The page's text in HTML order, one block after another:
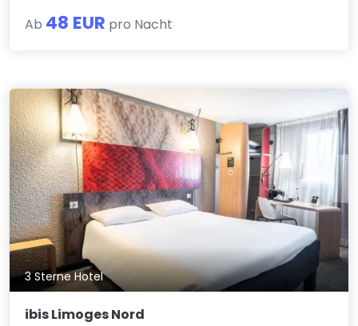
Ab 48 EUR pro Nacht
3 Sterne Hotel
ibis Limoges Nord